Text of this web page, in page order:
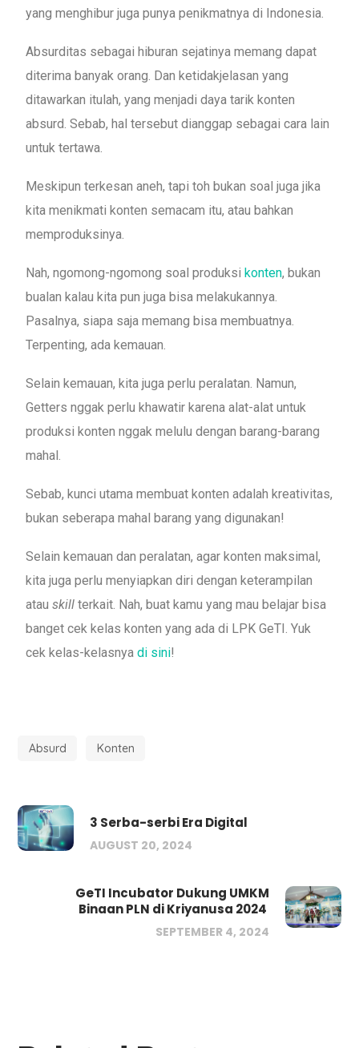
yang menghibur juga punya penikmatnya di Indonesia.
Absurditas sebagai hiburan sejatinya memang dapat
diterima banyak orang. Dan ketidakjelasan yang
ditawarkan itulah, yang menjadi daya tarik konten
absurd. Sebab, hal tersebut dianggap sebagai cara lain
untuk tertawa.
Meskipun terkesan aneh, tapi toh bukan soal juga jika
kita menikmati konten semacam itu, atau bahkan
memproduksinya.
Nah, ngomong-ngomong soal produksi konten, bukan
bualan kalau kita pun juga bisa melakukannya.
Pasalnya, siapa saja memang bisa membuatnya.
Terpenting, ada kemauan.
Selain kemauan, kita juga perlu peralatan. Namun,
Getters nggak perlu khawatir karena alat-alat untuk
produksi konten nggak melulu dengan barang-barang
mahal.
Sebab, kunci utama membuat konten adalah kreativitas,
bukan seberapa mahal barang yang digunakan!
Selain kemauan dan peralatan, agar konten maksimal,
kita juga perlu menyiapkan diri dengan keterampilan
atauskill terkait. Nah, buat kamu yang mau belajar bisa
banget cek kelas konten yang ada di LPK GeTI. Yuk
cek kelas-kelasnyadi sini!
Absurd Konten
3 Serba-serbi Era Digital
AUGUST 20, 2024
GeTI Incubator Dukung UMKM
Binaan PLN di Kriyanusa 2024
SEPTEMBER 4, 2024